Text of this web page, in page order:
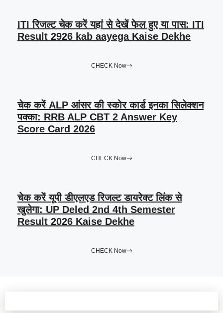
ITI रिजल्ट चेक करें यहां से देखें फेल हुए या पास: ITI
Result 2926 kab aayega Kaise Dekhe
CHECK Now
चेक करें ALP आंसर की स्कोर कार्ड इनका सिलेक्शन
पक्का: RRB ALP CBT 2 Answer Key
Score Card 2026
CHECK Now
चेक करें यूपी डीएलएड रिजल्ट डायरेक्ट लिंक से
खुलेगा: UP Deled 2nd 4th Semester
Result 2026 Kaise Dekhe
CHECK Now